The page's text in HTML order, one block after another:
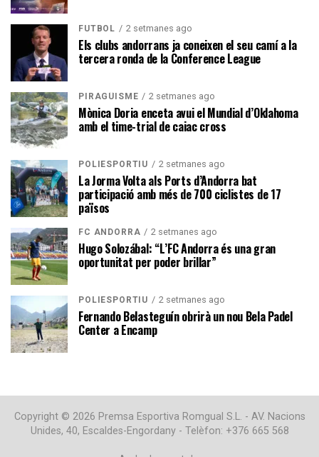
FUTBOL 2 setmanes ago
Els clubs andorrans ja coneixen el seu camí a la
tercera ronda de la Conference League
PIRAGÜISME 2 setmanes ago
Mònica Doria enceta avui el Mundial d’Oklahoma
amb el time-trial de caiac cross
POLIESPORTIU 2 setmanes ago
La Jorma Volta als Ports d’Andorra bat
participació amb més de 700 ciclistes de 17
països
FC ANDORRA 2 setmanes ago
Hugo Solozábal: “L’FC Andorra és una gran
oportunitat per poder brillar”
POLIESPORTIU 2 setmanes ago
Fernando Belasteguín obrirà un nou Bela Padel
Center a Encamp
Copyright © 2026 Premsa Esportiva Romgual S.L. - AV. Nacions
Unides, 40, Escaldes-Engordany - Telèfon: +376 665 568